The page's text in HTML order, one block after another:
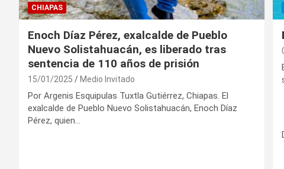
CHIAPAS
Enoch Díaz Pérez, exalcalde de Pueblo
Nuevo Solistahuacán, es liberado tras
sentencia de 110 años de prisión
15/01/2025 Medio Invitado
Por Argenis Esquipulas Tuxtla Gutiérrez, Chiapas. El
exalcalde de Pueblo Nuevo Solistahuacán, Enoch Díaz
Pérez, quien…